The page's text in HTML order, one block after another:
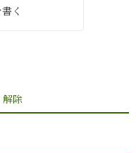
く
解除